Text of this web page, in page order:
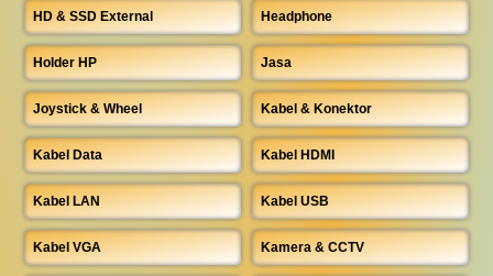
HD & SSD External Headphone
Holder HP Jasa
Joystick & Wheel Kabel & Konektor
Kabel Data Kabel HDMI
Kabel LAN Kabel USB
Kabel VGA Kamera & CCTV